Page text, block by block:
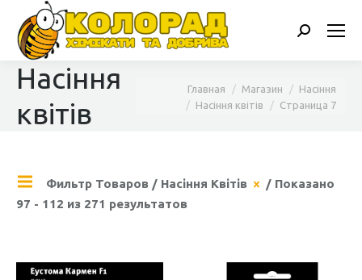
Поиск:
Насіння
квітів
Вы здесь:Главная Магазин
Насіння
Насіння квітів
Страница 7
Фильтр Товаров / Насіння Квітів
/ Показано
97 - 112 из 271 результатов